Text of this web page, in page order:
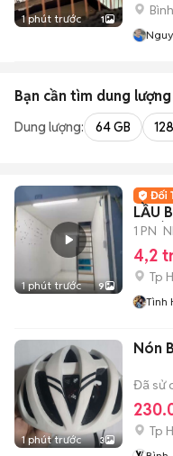
1 phút trước 1
Bạn cần tìm dung lượng
Dung lượng: 64 GB
1 phút trước 9
LẦU
QUÁ,
1 PN
4,2
Tp
Tình
1 phút trước 3
Nón
Đã sử
Tp